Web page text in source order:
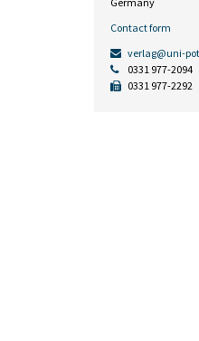
Contact form
verlag@uni-
0331 977-2094
0331 977-2292